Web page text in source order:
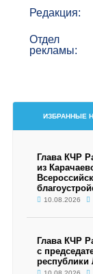
Редакция:
Отдел
рекламы:
ИЗБРАННЫЕ
Глава КЧР
из
10.08.2026
Глава КЧР
с
республики